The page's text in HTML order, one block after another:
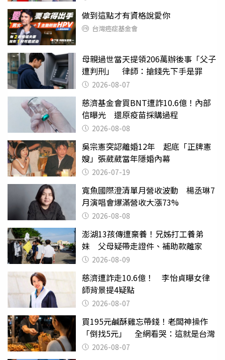
做到這點才有資格說愛你
台灣癌症基金會
母親過世當天提領206萬辦後事「父子
遭判刑」 律師：搶錢先下手是罪
2026-08-07
慈濟基金會買BNT遭詐10.6億！內部
信曝光 還原疫苗採購過程
2026-08-08
吳宗憲突認離婚12年 起底「正牌憲
嫂」張葳葳當年隱婚內幕
2026-07-19
寬魚國際澄清單月營收波動 楊丞琳7
月演唱會爆滿營收大漲73%
2026-08-08
澎湖13孩傳遭棄養！兄姊打工養弟
妹 父母疑帶走證件、補助款離家
2026-08-09
慈濟遭詐走10.6億！ 李怡貞曝女律
師背景提4疑點
2026-08-07
買195元鹹酥雞忘帶錢！老闆神操作
「倒找5元」 全網看哭：這就是台灣
2026-08-07